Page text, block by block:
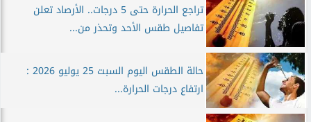
تراجع الحرارة حتى 5 درجات.. الأرصاد تعلن
تفاصيل طقس الأحد وتحذر من...
حالة الطقس اليوم السبت 25 يوليو 2026 :
ارتفاع درجات الحرارة...